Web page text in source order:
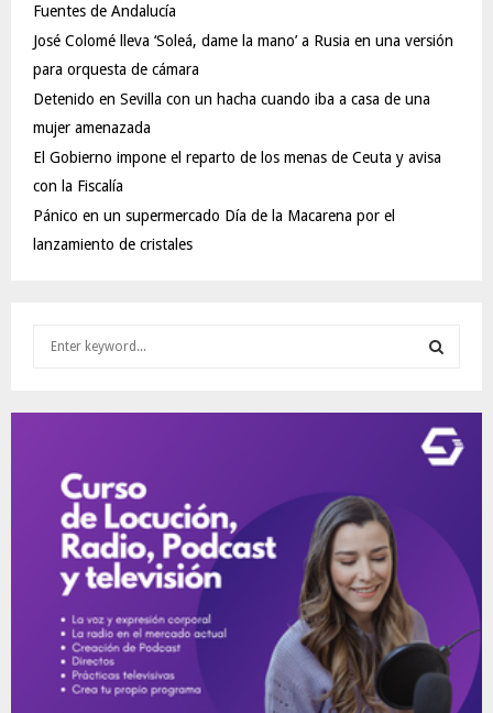
Fuentes de Andalucía
José Colomé lleva ‘Soleá, dame la mano’ a Rusia en una versión
para orquesta de cámara
Detenido en Sevilla con un hacha cuando iba a casa de una
mujer amenazada
El Gobierno impone el reparto de los menas de Ceuta y avisa
con la Fiscalía
Pánico en un supermercado Día de la Macarena por el
lanzamiento de cristales
E